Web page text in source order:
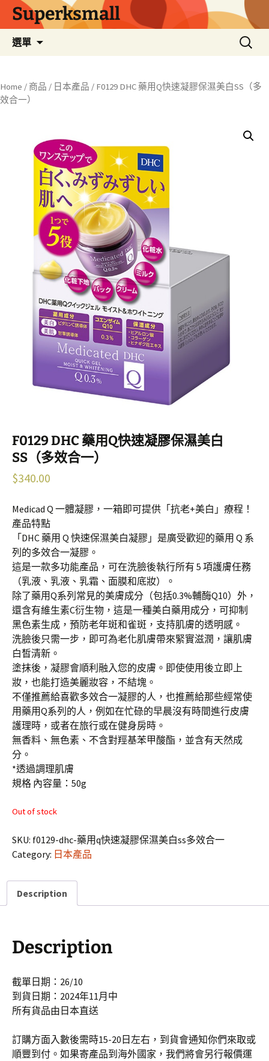
Superksmall
選單
內
搜
尋
Home / 商品 / 日本產品 / F0129 DHC 藥用Q快速凝膠保濕美白SS（多
效合一）
F0129 DHC 藥用Q快速凝膠保濕美白
SS（多效合一）
$340.00
Medicad Q 一體凝膠，一箱即可提供「抗老+美白」療程！
產品特點
「DHC 藥用 Q 快速保濕美白凝膠」是廣受歡迎的藥用 Q 系
列的多效合一凝膠。
這是一款多功能產品，可在洗臉後執行所有 5 項護膚任務
（乳液、乳液、乳霜、面膜和底妝）。
除了藥用Q系列常見的美膚成分（包括0.3%輔酶Q10）外，
還含有維生素C衍生物，這是一種美白藥用成分，可抑制
黑色素生成，預防老年斑和雀斑，支持肌膚的透明感。
洗臉後只需一步，即可為老化肌膚帶來緊實滋潤，讓肌膚
白皙清新。
塗抹後，凝膠會順利融入您的皮膚。即使使用後立即上
妝，也能打造美麗妝容，不結塊。
不僅推薦給喜歡多效合一凝膠的人，也推薦給那些經常使
用藥用Q系列的人，例如在忙碌的早晨沒有時間進行皮膚
護理時，或者在旅行或在健身房時。
無香料、無色素、不含對羥基苯甲酸酯，並含有天然成
分。
*透過調理肌膚
規格 內容量：50g
Out of stock
SKU: f0129-dhc-藥用q快速凝膠保濕美白ss多效合一
Category: 日本產品
Description
Description
截單日期：26/10
到貨日期：2024年11月中
所有貨品由日本直送
訂購方面入數後需時15-20日左右，到貨會通知你們來取或
順豐到付。如果寄產品到海外國家，我們將會另行報價運